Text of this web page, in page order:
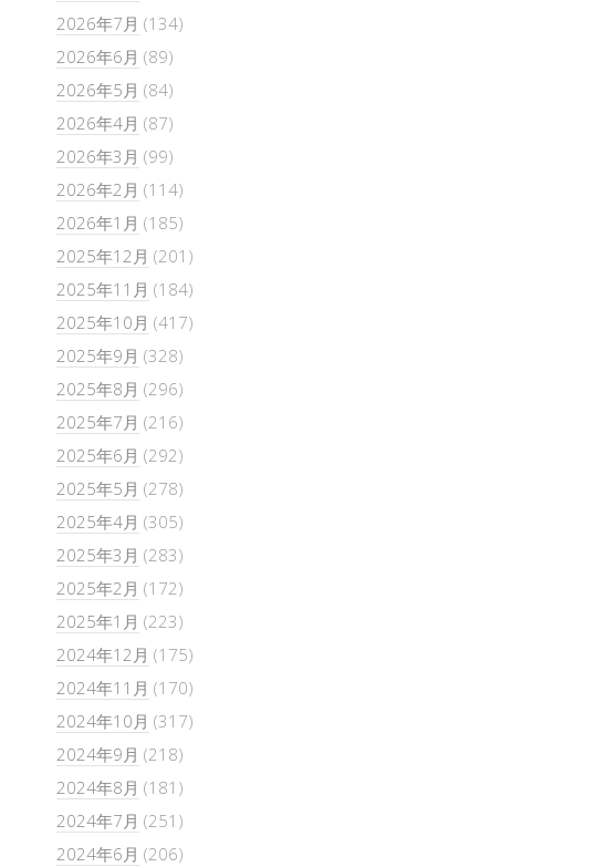
2026年7月 (134)
2026年6月 (89)
2026年5月 (84)
2026年4月 (87)
2026年3月 (99)
2026年2月 (114)
2026年1月 (185)
2025年12月 (201)
2025年11月 (184)
2025年10月 (417)
2025年9月 (328)
2025年8月 (296)
2025年7月 (216)
2025年6月 (292)
2025年5月 (278)
2025年4月 (305)
2025年3月 (283)
2025年2月 (172)
2025年1月 (223)
2024年12月 (175)
2024年11月 (170)
2024年10月 (317)
2024年9月 (218)
2024年8月 (181)
2024年7月 (251)
2024年6月 (206)